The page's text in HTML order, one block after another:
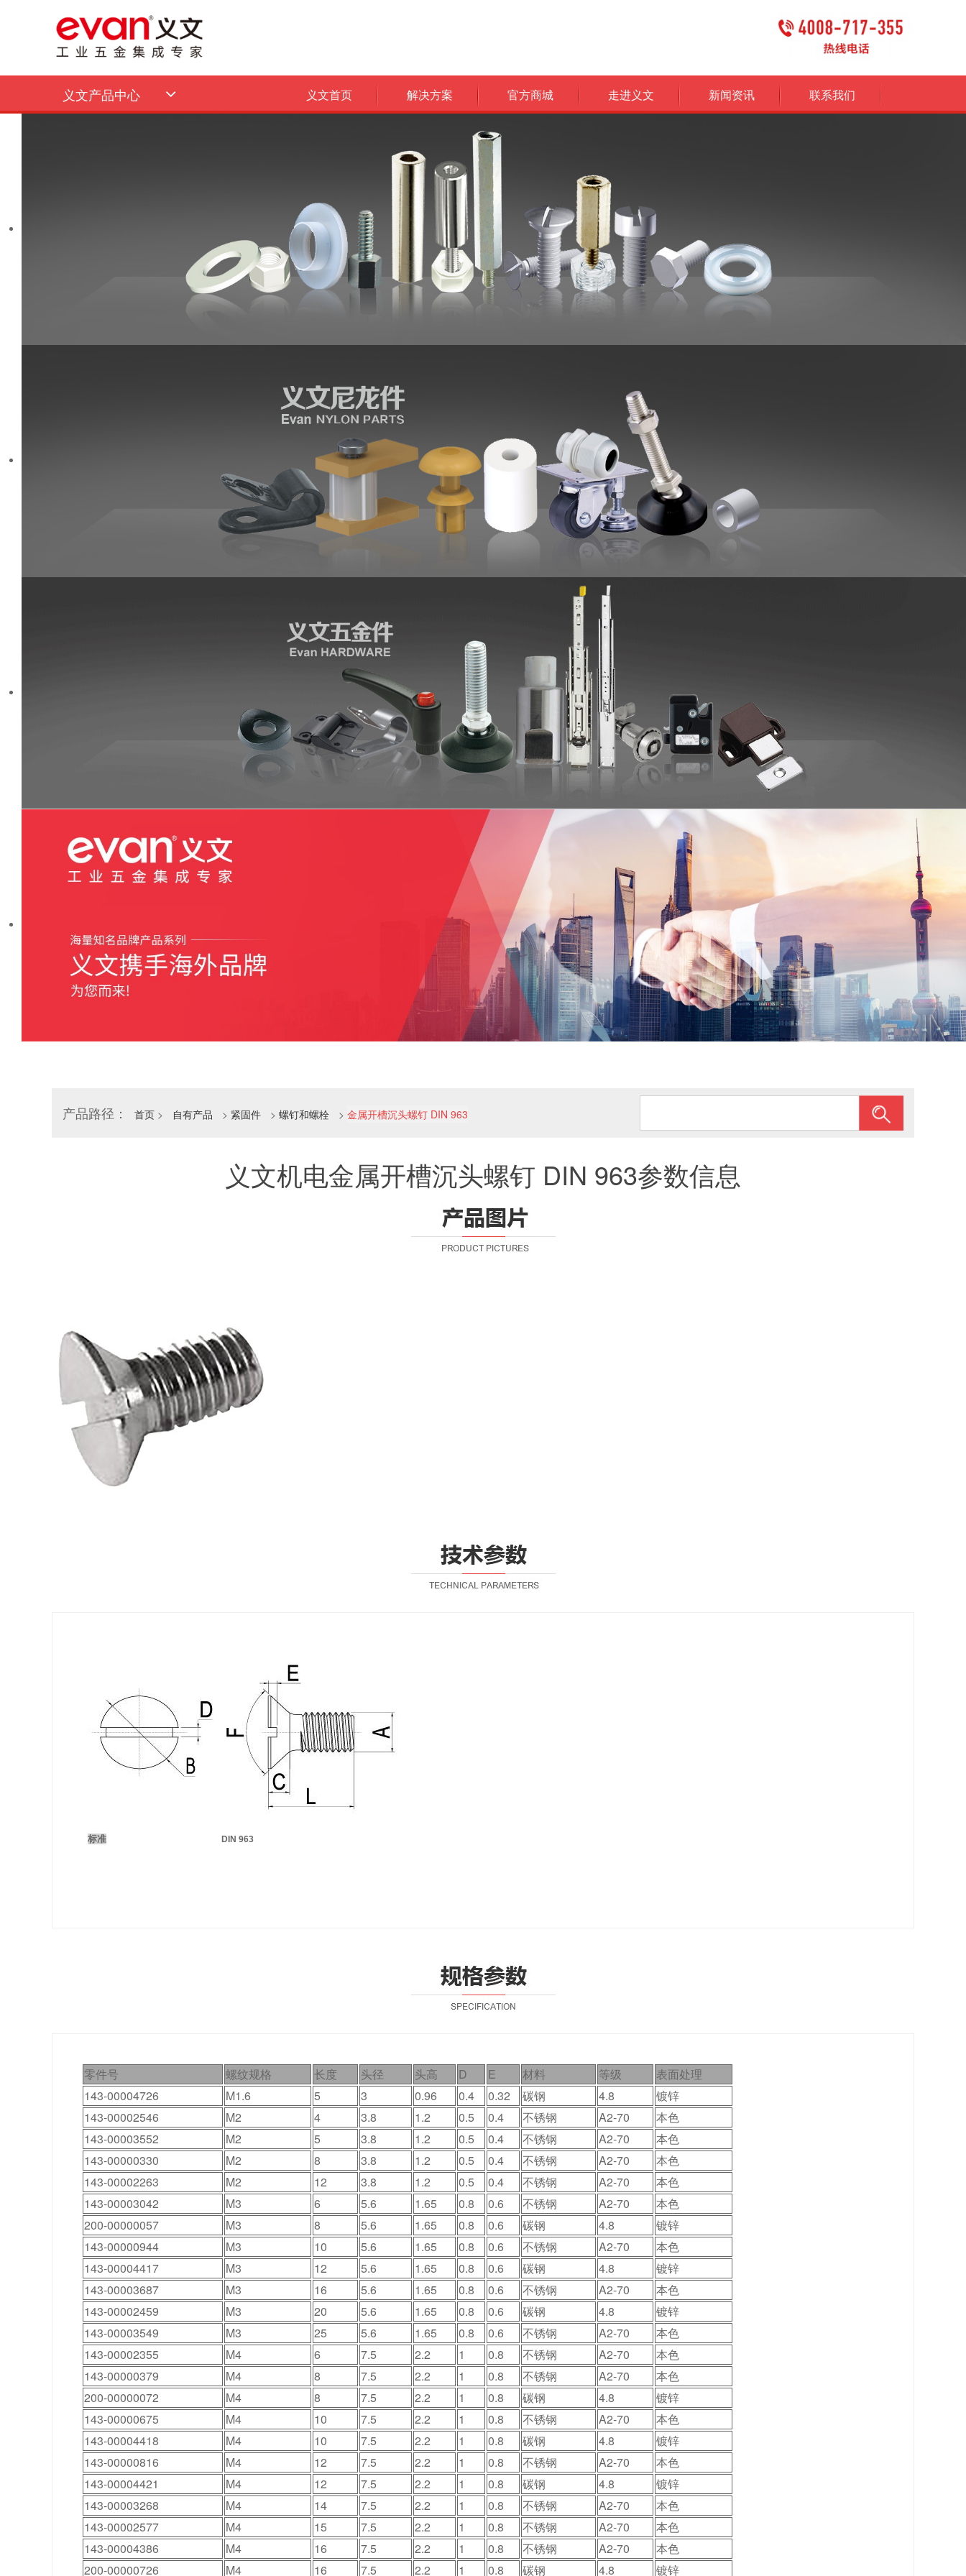
义文产品中心 义文首页 解决方案 官方商城 走进义文 新闻资讯 联系我们
产品路径： 首页 > 自有产品 > 紧固件 > 螺钉和螺栓 > 金属开槽沉头螺钉 DIN 963
义文机电金属开槽沉头螺钉 DIN 963参数信息
标准 DIN 963
零件号 螺纹规格 长度 头径 头高 D E 材料 等级
表面处理
143-00004726
M1.6 5 3 0.96 0.4 0.32 碳钢 4.8
镀锌
143-00002546
M2 4 3.8 1.2 0.5 0.4 不锈钢 A2-70
本色
143-00003552
M2 5 3.8 1.2 0.5 0.4 不锈钢 A2-70
本色
143-00000330
M2 8 3.8 1.2 0.5 0.4 不锈钢 A2-70
本色
143-00002263
M2 12 3.8 1.2 0.5 0.4 不锈钢 A2-70
本色
143-00003042
M3 6 5.6 1.65 0.8 0.6 不锈钢 A2-70
本色
200-00000057
M3 8 5.6 1.65 0.8 0.6 碳钢 4.8
镀锌
143-00000944
M3 10 5.6 1.65 0.8 0.6 不锈钢 A2-70
本色
143-00004417
M3 12 5.6 1.65 0.8 0.6 碳钢 4.8
镀锌
143-00003687
M3 16 5.6 1.65 0.8 0.6 不锈钢 A2-70
本色
143-00002459
M3 20 5.6 1.65 0.8 0.6 碳钢 4.8
镀锌
143-00003549
M3 25 5.6 1.65 0.8 0.6 不锈钢 A2-70
本色
143-00002355
M4 6 7.5 2.2 1 0.8 不锈钢 A2-70
本色
143-00000379
M4 8 7.5 2.2 1 0.8 不锈钢 A2-70
本色
200-00000072
M4 8 7.5 2.2 1 0.8 碳钢 4.8
镀锌
143-00000675
M4 10 7.5 2.2 1 0.8 不锈钢 A2-70
本色
143-00004418
M4 10 7.5 2.2 1 0.8 碳钢 4.8
镀锌
143-00000816
M4 12 7.5 2.2 1 0.8 不锈钢 A2-70
本色
143-00004421
M4 12 7.5 2.2 1 0.8 碳钢 4.8
镀锌
143-00003268
M4 14 7.5 2.2 1 0.8 不锈钢 A2-70
本色
143-00002577
M4 15 7.5 2.2 1 0.8 不锈钢 A2-70
本色
143-00004386
M4 16 7.5 2.2 1 0.8 不锈钢 A2-70
本色
200-00000726
M4 16 7.5 2.2 1 0.8 碳钢 4.8 镀锌